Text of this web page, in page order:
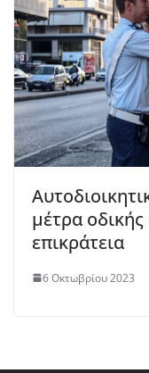
μέτρα
επικράτεια
6 Οκτωβρίου 2023